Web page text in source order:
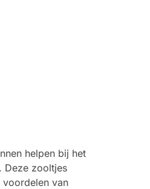
helpen bij het
Deze zooltjes
van